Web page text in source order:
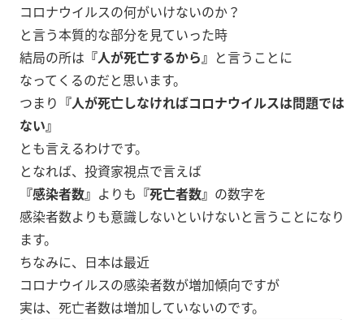
コロナウイルスの何がいけないのか？
と言う本質的な部分を見ていった時
結局の所は 『人が死亡するから』 と言うことに
なってくるのだと思います。
つまり 『人が死亡しなければコロナウイルスは問題では
ない』
とも言えるわけです。
となれば、投資家視点で言えば
『感染者数』 よりも 『死亡者数』 の数字を
感染者数よりも意識しないといけないと言うことになり
ます。
ちなみに、日本は最近
コロナウイルスの感染者数が増加傾向ですが
実は、死亡者数は増加していないのです。